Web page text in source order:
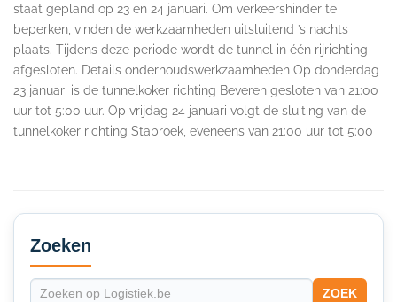
staat gepland op 23 en 24 januari. Om verkeershinder te
beperken, vinden de werkzaamheden uitsluitend ’s nachts
plaats. Tijdens deze periode wordt de tunnel in één rijrichting
afgesloten. Details onderhoudswerkzaamheden Op donderdag
23 januari is de tunnelkoker richting Beveren gesloten van 21:00
uur tot 5:00 uur. Op vrijdag 24 januari volgt de sluiting van de
tunnelkoker richting Stabroek, eveneens van 21:00 uur tot 5:00
Secondary
Sidebar
Zoeken
ZOEK